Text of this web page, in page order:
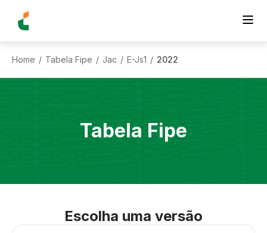
Home / Tabela Fipe / Jac / E-Js1 / 2022
Tabela Fipe
Escolha uma versão